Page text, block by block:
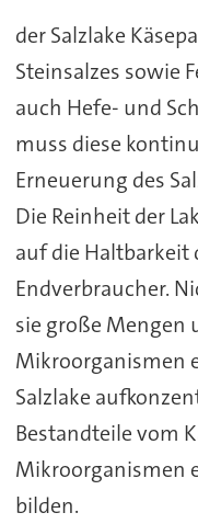
der Salzlake
Steinsalzes sowie
auch Hefe- und
muss diese
Erneuerung des
Die Reinheit der
auf die Haltbarkeit
Endverbraucher.
sie große
Mikroorganismen
Salzlake
Bestandteile vom
Mikroorganismen
bilden.